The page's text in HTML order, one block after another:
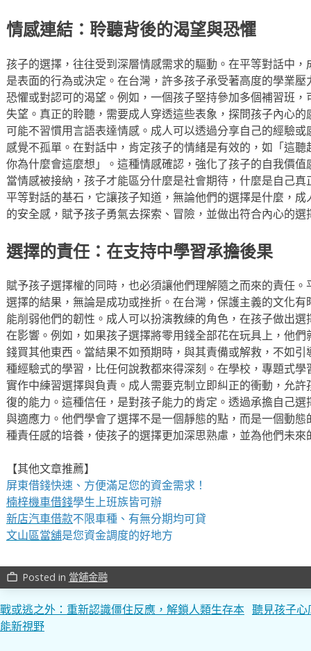
情感連結：聆聽背後的渴望與恐懼
孩子的選擇，往往受到深層情感需求的驅動。在平等對話中
是表面的行為或決定。在台灣，許多孩子承受著高度的學業
恐懼或對認可的渴望。例如，一個孩子堅持參加多個補習班
失望。真正的聆聽，需要成人穿透這些表象，探問孩子內心
可能不習慣用言語表達情感。成人可以透過分享自己的經驗
感覺不孤單。在對話中，肯定孩子的情緒是有效的，如「這
你為什麼會這麼想」。這種情感確認，強化了孩子的自我價
當情感被接納，孩子才能區分什麼是社會期待，什麼是自己
平等對話的基石，它讓孩子知道，無論他們的選擇是什麼，
的安全感，賦予孩子勇氣去探索、冒險，並做出符合內心的選
選擇的責任：在支持中學習承擔後果
賦予孩子選擇權的同時，也必須讓他們理解隨之而來的責任
選擇的結果，無論是成功或挫折。在台灣，保護主義的文化
能削弱他們的韌性。成人可以扮演教練的角色，在孩子做出
在影響。例如，如果孩子選擇將零用錢全部花在玩具上，他
錢買其他東西。當結果不如預期時，與其責備或解救，不如
種經驗式的學習，比任何說教都來得深刻。在學校，專題式
實作中練習選擇與負責。成人需要克制立即糾正的衝動，允
復的能力。這種信任，是對孩子能力的肯定。透過承擔自己
與適應力。他們學會了選擇不是一個靜態的點，而是一個動
種責任感的培養，使孩子的選擇更加深思熟慮，並為他們未
【其他文章推薦】
屏東借錢快速、方便滿足您的資金需求！
楠梓機車借錢學生上班族皆可辦
新店汽車借款不限車種、有無分期均可貸
文山區當舖是您資金調度的好地方
work_outline Posted in 當舖金融
文
章
戰或逃之外：重新認識僵住反應，解鎖人類生存本
能新視野
聽見孩子